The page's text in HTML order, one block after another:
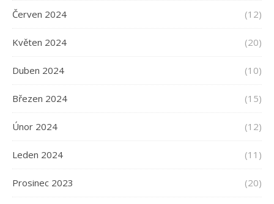
Červen 2024 (12)
Květen 2024 (20)
Duben 2024 (10)
Březen 2024 (15)
Únor 2024 (12)
Leden 2024 (11)
Prosinec 2023 (20)